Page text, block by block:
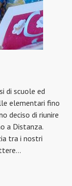
di scuole ed
elementari fino
deciso di riunire
a Distanza.
tra i nostri